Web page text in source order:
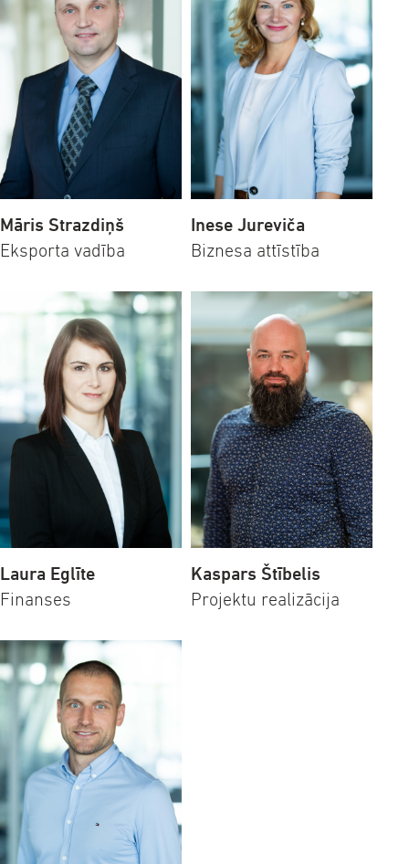
Māris Strazdiņš
Eksporta vadība
Inese Jureviča
Biznesa attīstība
Laura Eglīte
Finanses
Kaspars Štībelis
Projektu realizācija